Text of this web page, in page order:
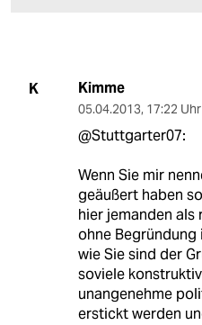
K Kimme
05.04.2013, 17:22 Uhr
@Stuttgarter07:
Wenn Sie mir
geäußert haben
hier jemanden als
ohne
wie Sie sind der
soviele
unangenehme
erstickt werden